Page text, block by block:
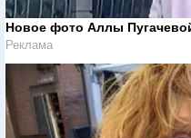
Новое фото Аллы
Реклама